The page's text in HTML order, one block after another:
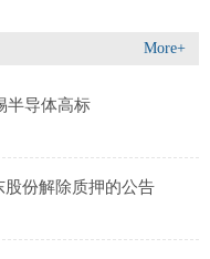
More+
半导体高标
份解除质押的公告